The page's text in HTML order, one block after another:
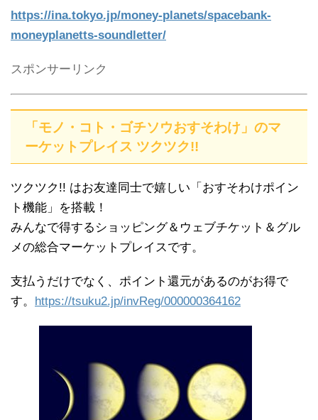
https://ina.tokyo.jp/money-planets/spacebank-
moneyplanetts-soundletter/
スポンサーリンク
「モノ・コト・ゴチソウおすそわけ」のマ
ーケットプレイス ツクツク!!
ツクツク!! はお友達同士で嬉しい「おすそわけポイン
ト機能」を搭載！
みんなで得するショッピング＆ウェブチケット＆グル
メの総合マーケットプレイスです。
支払うだけでなく、ポイント還元があるのがお得で
す。 https://tsuku2.jp/invReg/000000364162